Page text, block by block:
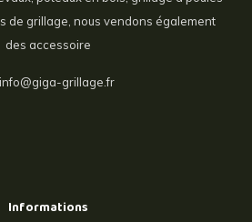
de grillage, nous vendons également
des accessoire
info@giga-grillage.fr
Informations